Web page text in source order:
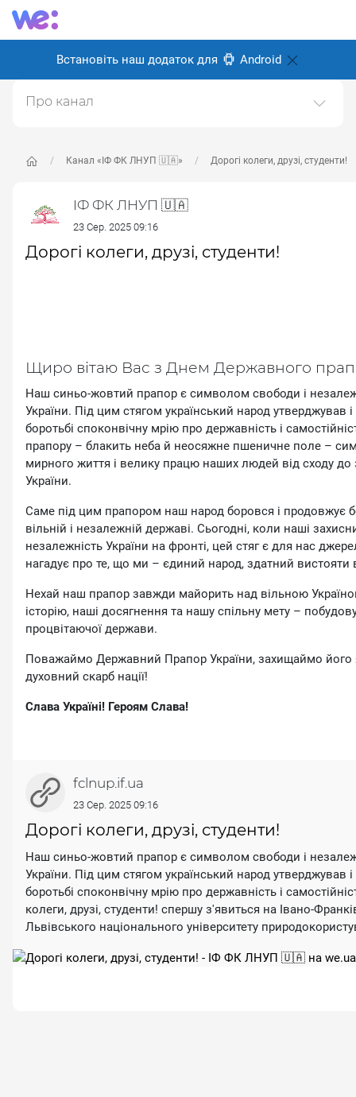
Встановіть наш додаток для Android
Канал «ІФ ФК ЛНУП 🇺🇦» Дорогі колеги, друзі, студенти!
ІФ ФК ЛНУП 🇺🇦
23 Сер. 2025 09:16
Дорогі колеги, друзі, студенти!
Щиро вітаю Вас з Днем Державного
Наш синьо-жовтий прапор є символом cвободи і
України. Під цим стягом український народ утверджував
боротьбі споконвічну мрію про державність і
прапору – блакить неба й неосяжне пшеничне поле –
мирного життя і велику працю наших людей від сходу до
України.
Саме під цим прапором наш народ боровся і продовжує
вільній і незалежній державі. Сьогодні, коли наші
незалежність України на фронті, цей стяг є для нас
нагадує про те, що ми – єдиний народ, здатний вистояти
Нехай наш прапор завжди майорить над вільною
історію, наші досягнення та нашу спільну мету –
процвітаючої держави.
Поважаймо Державний Прапор України, захищаймо його
духовний скарб нації!
Слава Україні! Героям Слава!
fclnup.if.ua
23 Сер. 2025 09:16
Дорогі колеги, друзі, студенти!
Наш синьо-жовтий прапор є символом cвободи і
України. Під цим стягом український народ утверджував
боротьбі споконвічну мрію про державність і
колеги, друзі, студенти! спершу з'явиться на Івано-
Львівського національного університету
Про канал
Університету Природокористування 🌳
Відповідальні:Victor Alekseev